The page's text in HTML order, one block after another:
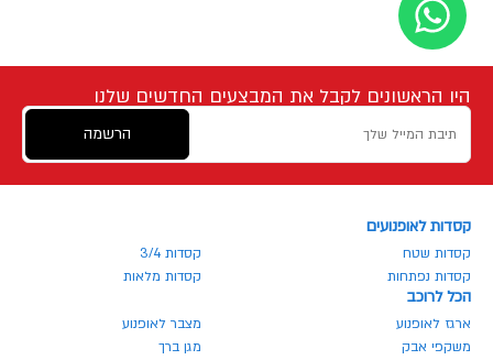
היו הראשונים לקבל את המבצעים החדשים שלנו
הרשמה
קסדות לאופנועים
קסדות שטח
קסדות 3/4
קסדות נפתחות
קסדות מלאות
הכל לרוכב
ארגז לאופנוע
מצבר לאופנוע
משקפי אבק
מגן ברך